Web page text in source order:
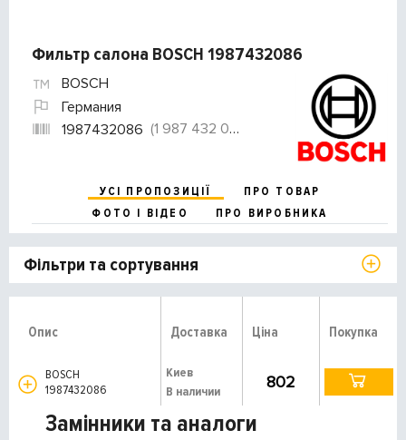
Фильтр салона BOSCH 1987432086
BOSCH
Германия
1987432086 (1 987 432 086)
УСІ ПРОПОЗИЦІЇ
ПРО ТОВАР
ФОТО І ВІДЕО
ПРО ВИРОБНИКА
Фільтри та сортування
Опис Доставка Ціна Покупка
BOSCH
1987432086
Киев
В наличии
802
Замінники та аналоги